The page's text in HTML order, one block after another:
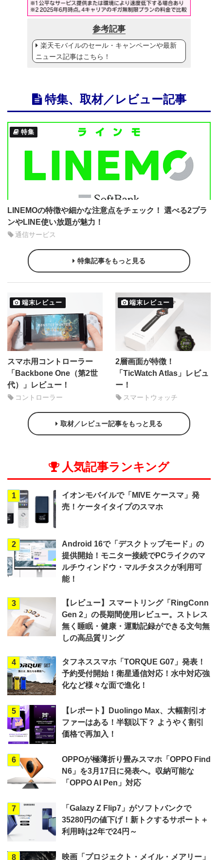
参考記事
楽天モバイルのセール・キャンペーンや最新
ニュース記事はこちら！
特集、取材／レビュー記事
特集
LINEMOの特徴や細かな注意点をチェック！ 選べる2プラ
ンやLINE使い放題が魅力！
通信サービス
特集記事をもっと見る
端末レビュー
スマホ用コントローラー
「Backbone One（第2世
代）」レビュー！
コントローラー
端末レビュー
2層画面が特徴！
「TicWatch Atlas」レビュ
ー！
スマートウォッチ
取材／レビュー記事をもっと見る
人気記事ランキング
1
イオンモバイルで「MIVE ケースマ」発
売！ケータイタイプのスマホ
2
Android 16で「デスクトップモード」の
提供開始！モニター接続でPCライクのマ
ルチウィンドウ・マルチタスクが利用可
能！
3
【レビュー】スマートリング「RingConn
Gen 2」の長期間使用レビュー。ストレス
無く睡眠・健康・運動記録ができる文句無
しの高品質リング
4
タフネススマホ「TORQUE G07」発表！
予約受付開始！衛星通信対応！水中対応強
化など様々な面で進化！
5
【レポート】Duolingo Max、大幅割引オ
ファーはある！半額以下？ ようやく割引
価格で再加入！
6
OPPOが極薄折り畳みスマホ「OPPO Find
N6」を3月17日に発表へ。収納可能な
「OPPO AI Pen」対応
7
「Galazy Z Flip7」がソフトバンクで
35280円の値下げ！新トクするサポート＋
利用時は2年で24円～
8
映画「プロジェクト・メイル・メアリー」